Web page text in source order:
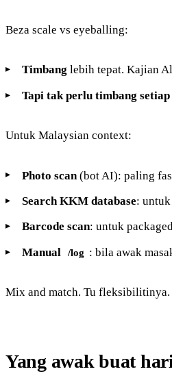
Beza scale vs eyeballing:
Timbang lebih tepat. Kajian
Tapi tak perlu timbang
Untuk Malaysian context:
Photo scan(bot AI): paling
Search KKM database: untuk
Barcode scan: untuk
Manual
/log : bila awak
Mix and match. Tu fleksibilitinya.
Yang awak buat